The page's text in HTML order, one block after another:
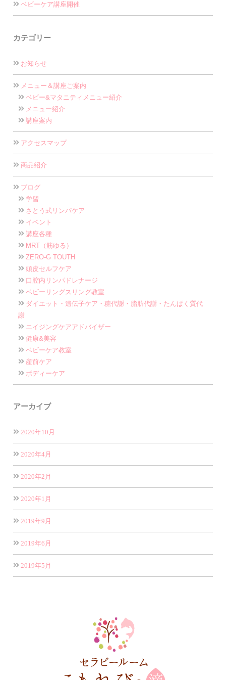
ベビーケア講座開催
カテゴリー
お知らせ
メニュー＆講座ご案内
ベビー&マタニティメニュー紹介
メニュー紹介
講座案内
アクセスマップ
商品紹介
ブログ
学習
さとう式リンパケア
イベント
講座各種
MRT（筋ゆる）
ZERO-G TOUTH
頭皮セルフケア
口腔内リンパドレナージ
ベビーリングスリング教室
ダイエット・遺伝子ケア・糖代謝・脂肪代謝・たんぱく質代
謝
エイジングケアアドバイザー
健康&美容
ベビーケア教室
産前ケア
ボディーケア
アーカイブ
2020年10月
2020年4月
2020年2月
2020年1月
2019年9月
2019年6月
2019年5月